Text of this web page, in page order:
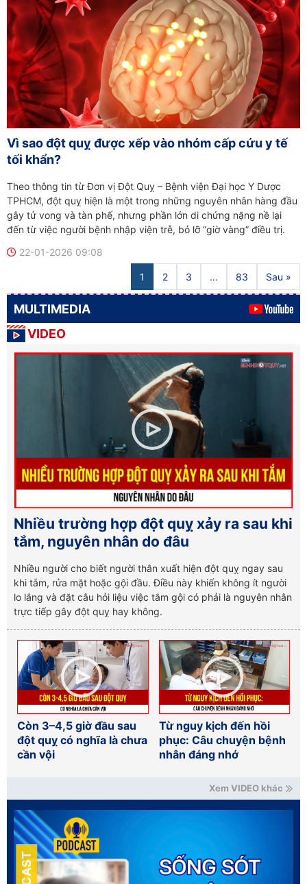
Vì sao đột quỵ được xếp vào nhóm cấp cứu y tế
tối khẩn?
Theo thông tin từ Đơn vị Đột Quỵ – Bệnh viện Đại học Y Dược
TPHCM, đột quỵ hiện là một trong những nguyên nhân hàng đầu
gây tử vong và tàn phế, nhưng phần lớn di chứng nặng nề lại
đến từ việc người bệnh nhập viện trễ, bỏ lỡ “giờ vàng” điều trị.
22-01-2026 09:08
1 2 3 … 83 Sau »
MULTIMEDIA
VIDEO
Nhiều trường hợp đột quỵ xảy ra sau khi
tắm, nguyên nhân do đâu
Nhiều người cho biết người thân xuất hiện đột quỵ ngay sau
khi tắm, rửa mặt hoặc gội đầu. Điều này khiến không ít người
lo lắng và đặt câu hỏi liệu việc tắm gội có phải là nguyên nhân
trực tiếp gây đột quỵ hay không.
Còn 3–4,5 giờ đầu sau
đột quỵ có nghĩa là chưa
cần vội
Từ nguy kịch đến hồi
phục: Câu chuyện bệnh
nhân đáng nhớ
Xem VIDEO khác